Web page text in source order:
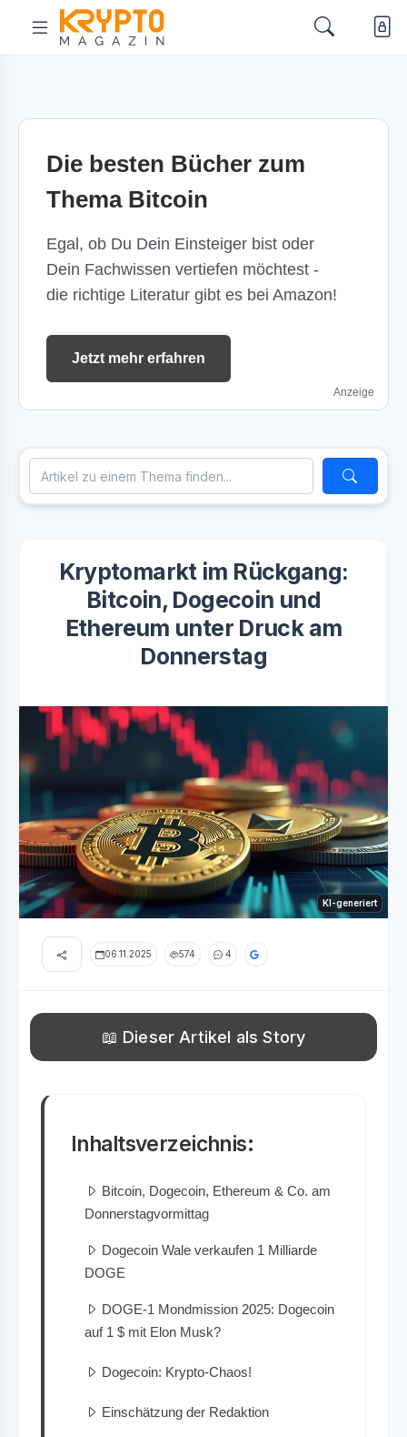
Die besten Bücher zum
Thema Bitcoin
Egal, ob Du Dein Einsteiger bist oder
Dein Fachwissen vertiefen möchtest -
die richtige Literatur gibt es bei Amazon!
Jetzt mehr erfahren
Anzeige
Kryptomarkt im Rückgang:
Bitcoin, Dogecoin und
Ethereum unter Druck am
Donnerstag
KI-generiert
06.11.2025 574 4
📖 Dieser Artikel als Story
Inhaltsverzeichnis:
Bitcoin, Dogecoin, Ethereum & Co. am
Donnerstagvormittag
Dogecoin Wale verkaufen 1 Milliarde
DOGE
DOGE-1 Mondmission 2025: Dogecoin
auf 1 $ mit Elon Musk?
Dogecoin: Krypto-Chaos!
Einschätzung der Redaktion